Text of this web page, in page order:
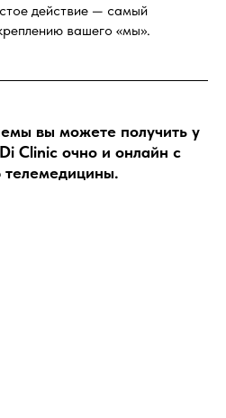
действие — самый
вашего «мы».
вы можете получить у
Clinic очно и онлайн с